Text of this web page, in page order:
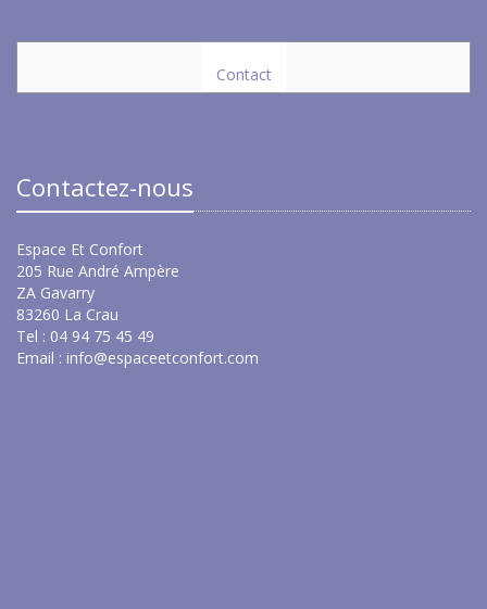
Contact
Contactez-nous
Espace Et Confort
205 Rue André Ampère
ZA Gavarry
83260 La Crau
Tel : 04 94 75 45 49
Email : info@espaceetconfort.com